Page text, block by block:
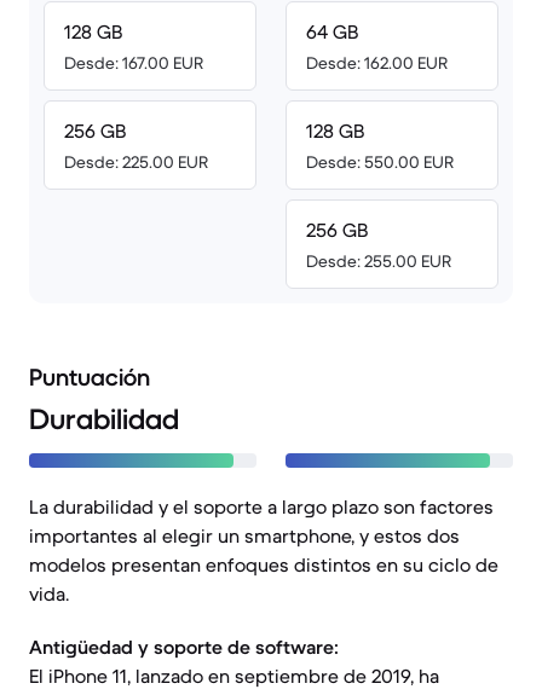
128 GB
Desde: 167.00 EUR
256 GB
Desde: 225.00 EUR
64 GB
Desde: 162.00 EUR
128 GB
Desde: 550.00 EUR
256 GB
Desde: 255.00 EUR
Puntuación
Durabilidad
La durabilidad y el soporte a largo plazo son factores
importantes al elegir un smartphone, y estos dos
modelos presentan enfoques distintos en su ciclo de
vida.
Antigüedad y soporte de software:
El iPhone 11, lanzado en septiembre de 2019, ha